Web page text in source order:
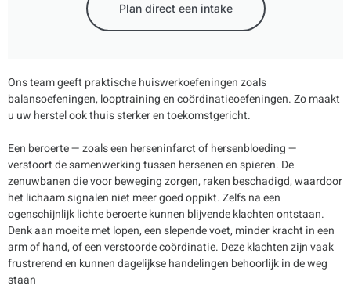
Plan direct een intake
Ons team geeft praktische huiswerkoefeningen zoals
balansoefeningen, looptraining en coördinatieoefeningen. Zo maakt
u uw herstel ook thuis sterker en toekomstgericht.
Een beroerte — zoals een herseninfarct of hersenbloeding —
verstoort de samenwerking tussen hersenen en spieren. De
zenuwbanen die voor beweging zorgen, raken beschadigd, waardoor
het lichaam signalen niet meer goed oppikt. Zelfs na een
ogenschijnlijk lichte beroerte kunnen blijvende klachten ontstaan.
Denk aan moeite met lopen, een slepende voet, minder kracht in een
arm of hand, of een verstoorde coördinatie. Deze klachten zijn vaak
frustrerend en kunnen dagelijkse handelingen behoorlijk in de weg
staan